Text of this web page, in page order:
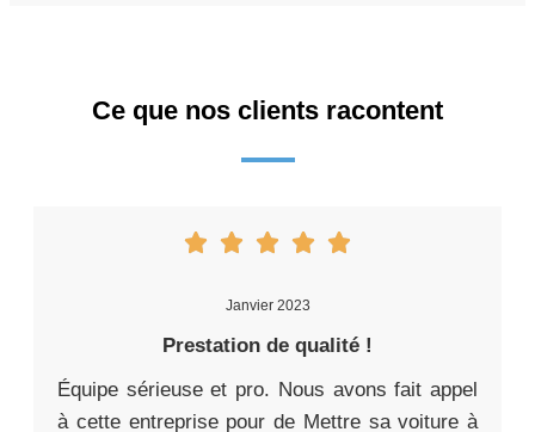
Ce que nos clients racontent
Janvier 2023
Prestation de qualité !
Équipe sérieuse et pro. Nous avons fait appel
à cette entreprise pour de Mettre sa voiture à